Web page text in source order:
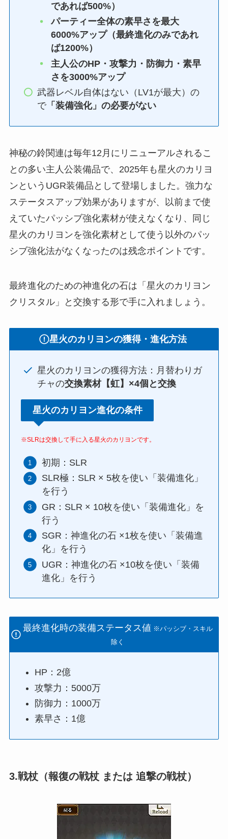
であれば500%）
パーティー全体の素早さを最大
6000%アップ（最終進化のみであれ
ば1200%）
主人公のHP・攻撃力・防御力・素早
さを3000%アップ
武器レベル自体はない（LV1が最大）の
で「装備強化」の必要がない
神秘の鈴関連は毎年12月にリニューアルされるこ
との多い主人公装備品で、2025年も星火のカリヨ
ンというUGR装備品として登場しました。強力な
ステータスアップ効果がありますが、以前まで使
えていたパッシブ強化素材が使えなくなり、同じ
星火のカリヨンを強化素材として使う以外のパッ
シブ強化法がなくなったのは残念ポイントです。
最終進化のための神進化の石は「星火のカリヨン
クリスタル」と交換する形で手に入れましょう。
星火のカリヨンの獲得・進化方法
星火のカリヨンの獲得方法：月替わりガ
チャの交換素材【虹】×4個と交換
星火のカリヨン進化の条件
※SLRは交換して手に入る星火のカリヨンです。
初期：SLR
SLR極：SLR × 5枚を使い「装備進化」
を行う
GR：SLR × 10枚を使い「装備進化」を
行う
SGR：神進化の石 ×1枚を使い「装備進
化」を行う
UGR：神進化の石 ×10枚を使い「装備
進化」を行う
最終進化時の装備ステータス値 ※パッシブ・スキル
除く
HP：2億
攻撃力：5000万
防御力：1000万
素早さ：1億
3.戦杖（報復の戦杖 または 追撃の戦杖）